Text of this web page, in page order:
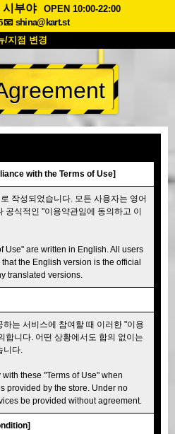
시부야
OPEN 10:00-22:00
📧 shina@kart.st
/지점 변경
최상단
사양 가격
도쿄 아키하바라#1
도쿄 시부야
오사카
with the Terms of Use]
작성되었습니다. 모든 사용자는 영어
공식적인 "이용약관임에 동의하고 이
Use" are written in English. All users
the English version is the official
translated versions.
는 서비스에 참여할 때 이러한 "이용
합니다. 어떤 상황에서도 합의 없이는
다.
these "Terms of Use" when
provided by the store. Under no
be provided without agreement.